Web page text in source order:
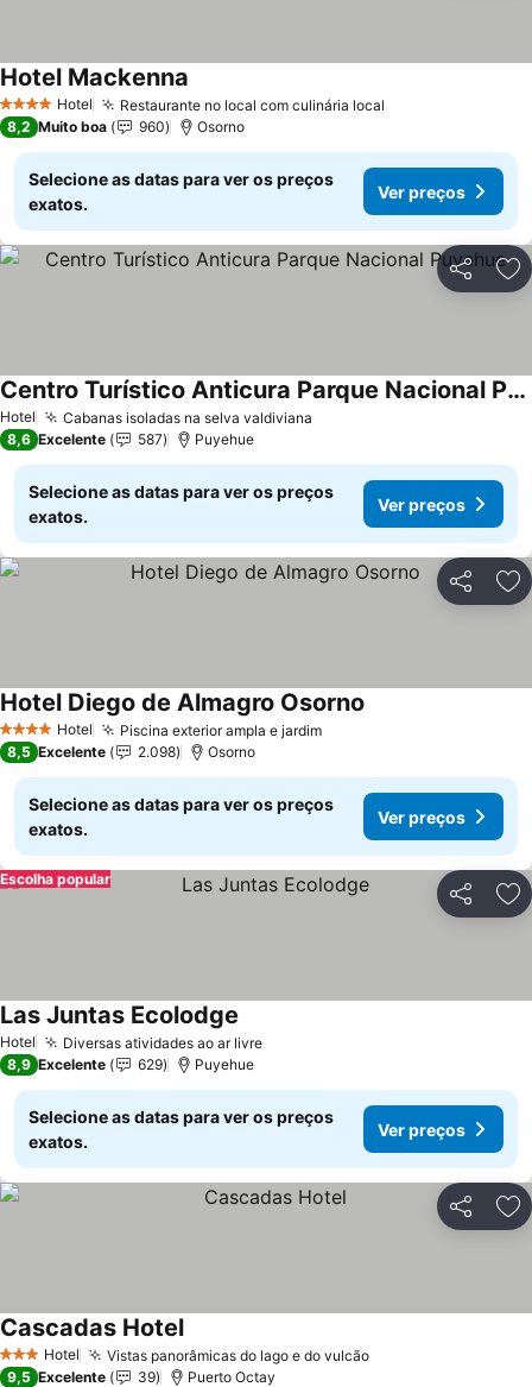
4 EstrelasHotel Restaurante no local com culinária local
Hotel Mackenna
8,2 Muito boa 960 Osorno
Selecione as datas para ver os preços
exatos.
Ver preços
Partilhar
Hotel Cabanas isoladas na selva valdiviana
Centro Turístico Anticura Parque Nacional Puyehue
Ver preços
8,6 Excelente 587 Puyehue
Selecione as datas para ver os preços
exatos.
Ver preços
Partilhar
4 EstrelasHotel Piscina exterior ampla e jardimVer preços
Hotel Diego de Almagro Osorno
8,5 Excelente 2.098 Osorno
Selecione as datas para ver os preços
exatos.
Ver preços
Partilhar
Escolha popular
Hotel Diversas atividades ao ar livreVer preços
Las Juntas Ecolodge
8,9 Excelente 629 Puyehue
Selecione as datas para ver os preços
exatos.
Ver preços
Partilhar
3 EstrelasHotel Vistas panorâmicas do lago e do vulcãoVer preços
Cascadas HotelVer preços
9,5 Excelente 39 Puerto Octay